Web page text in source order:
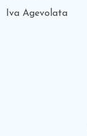
Iva Agevolata